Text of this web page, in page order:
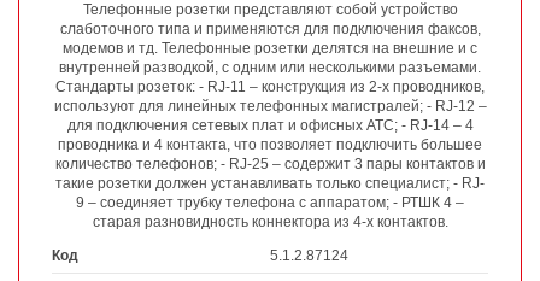
Телефонные розетки представляют собой устройство
слаботочного типа и применяются для подключения факсов,
модемов и тд. Телефонные розетки делятся на внешние и с
внутренней разводкой, с одним или несколькими разъемами.
Стандарты розеток: - RJ-11 – конструкция из 2-х проводников,
используют для линейных телефонных магистралей; - RJ-12 –
для подключения сетевых плат и офисных АТС; - RJ-14 – 4
проводника и 4 контакта, что позволяет подключить большее
количество телефонов; - RJ-25 – содержит 3 пары контактов и
такие розетки должен устанавливать только специалист; - RJ-
9 – соединяет трубку телефона с аппаратом; - РТШК 4 –
старая разновидность коннектора из 4-х контактов.
Код
5.1.2.87124